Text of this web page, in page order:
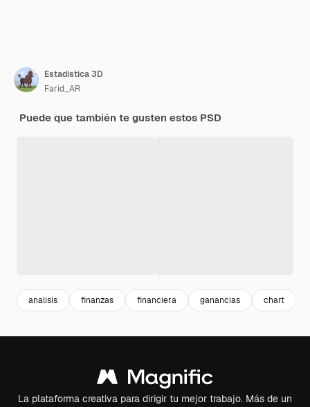
Estadística 3D
Farid_AR
Puede que también te gusten estos PSD
analisis finanzas financiera ganancias chart
La plataforma creativa para dirigir tu mejor trabajo. Más de un